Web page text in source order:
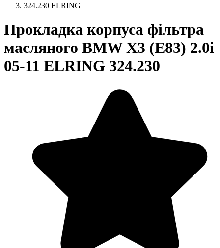
324.230 ELRING
Прокладка корпуса фільтра
масляного BMW X3 (E83) 2.0i
05-11 ELRING 324.230